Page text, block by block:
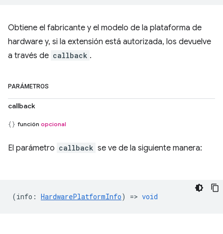
Obtiene el fabricante y el modelo de la plataforma de
hardware y, si la extensión está autorizada, los devuelve
a través de callback .
PARÁMETROS
callback
función opcional
El parámetro callback se ve de la siguiente manera:
(info : HardwarePlatformInfo) => void